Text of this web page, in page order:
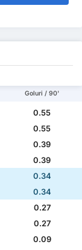
Goluri / 90'
0.55
0.55
0.39
0.39
0.34
0.34
0.27
0.27
0.09